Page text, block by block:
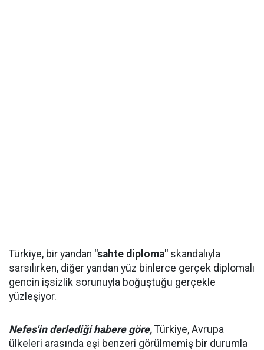
Türkiye, bir yandan "sahte diploma" skandalıyla
sarsılırken, diğer yandan yüz binlerce gerçek diplomalı
gencin işsizlik sorunuyla boğuştuğu gerçekle
yüzleşiyor.
Nefes'in derlediği habere göre, Türkiye, Avrupa
ülkeleri arasında eşi benzeri görülmemiş bir durumla